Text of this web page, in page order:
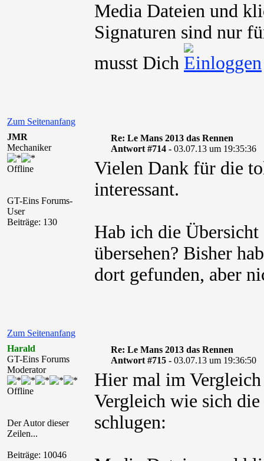
Media Dateien und
Signaturen sind nur
musst Dich
Zum Seitenanfang
JMR
Mechaniker
Offline
GT-Eins Forums-
User
Beiträge: 130
Re: Le Mans 2013 das Rennen
Antwort #714 - 03.07.13 um 19:35:36
Vielen Dank für die
interessant.
Hab ich die
übersehen? Bisher
dort gefunden, aber
Zum Seitenanfang
Harald
GT-Eins Forums
Moderator
Offline
Der Autor dieser
Zeilen...
Beiträge: 10046
Re: Le Mans 2013 das Rennen
Antwort #715 - 03.07.13 um 19:36:50
Hier mal im
Vergleich wie sich
schlugen: